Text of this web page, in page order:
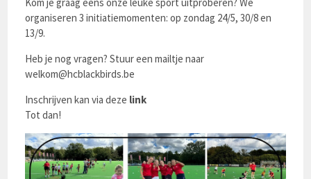
organiseren 3 initiatiemomenten: op zondag 24/5, 30/8 en
13/9.
Heb je nog vragen? Stuur een mailtje naar
welkom@hcblackbirds.be
Inschrijven kan via deze link
Tot dan!